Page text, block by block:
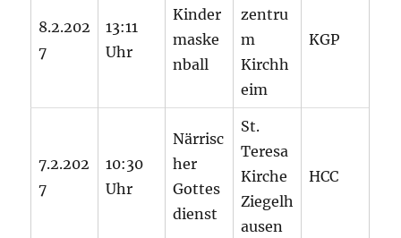
8.2.202
7
13:11
Uhr
Kinder
maske
nball
zentru
m
Kirchh
eim
KGP
7.2.202
7
10:30
Uhr
Närrisc
her
Gottes
dienst
St.
Teresa
Kirche
Ziegelh
ausen
HCC